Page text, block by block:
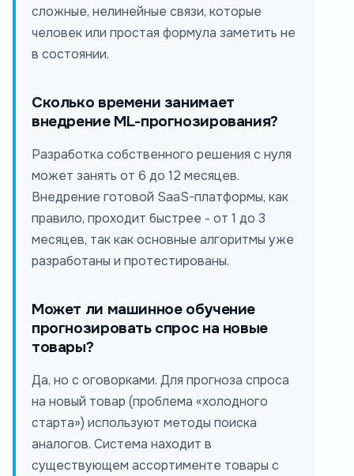
сложные, нелинейные связи, которые
человек или простая формула заметить не
в состоянии.
Сколько времени занимает
внедрение ML-прогнозирования?
Разработка собственного решения с нуля
может занять от 6 до 12 месяцев.
Внедрение готовой SaaS-платформы, как
правило, проходит быстрее - от 1 до 3
месяцев, так как основные алгоритмы уже
разработаны и протестированы.
Может ли машинное обучение
прогнозировать спрос на новые
товары?
Да, но с оговорками. Для прогноза спроса
на новый товар (проблема «холодного
старта») используют методы поиска
аналогов. Система находит в
существующем ассортименте товары с